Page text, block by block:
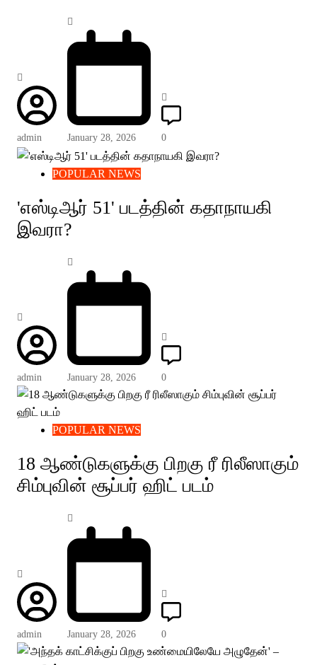
admin January 28, 2026 0
POPULAR NEWS
'எஸ்டிஆர் 51' படத்தின் கதாநாயகி
இவரா?
admin January 28, 2026 0
POPULAR NEWS
18 ஆண்டுகளுக்கு பிறகு ரீ ரிலீஸாகும்
சிம்புவின் சூப்பர் ஹிட் படம்
admin January 28, 2026 0